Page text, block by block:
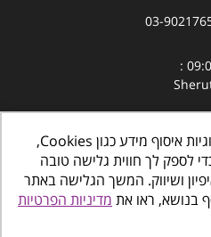
03-
באתר זה נעשה שימוש בטכנולוגיות איסוף מידע כגון Cookies,
לספק לך חווית גלישה טובה
ושיווק. המשך הגלישה באתר
בנושא, ראו את מדיניות הפרטיות